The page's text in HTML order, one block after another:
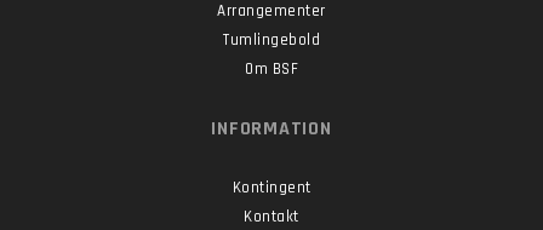
Arrangementer
Tumlingebold
Om BSF
INFORMATION
Kontingent
Kontakt